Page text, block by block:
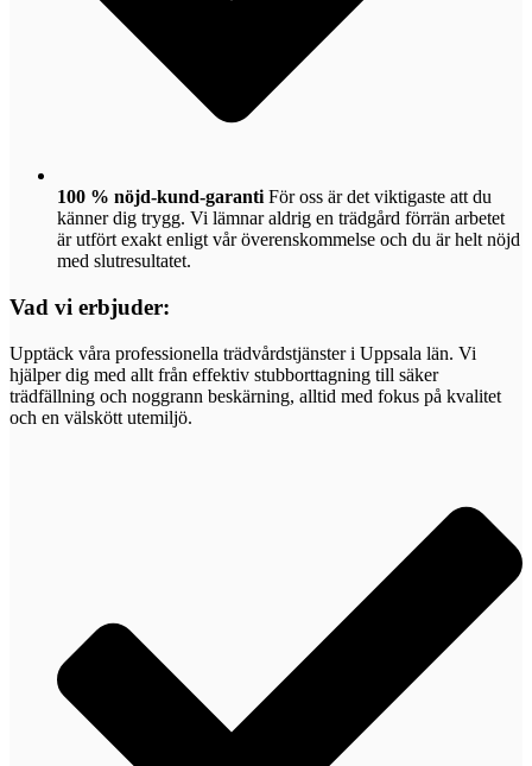
100 % nöjd-kund-garantiFör oss är det viktigaste att du
känner dig trygg. Vi lämnar aldrig en trädgård förrän arbetet
är utfört exakt enligt vår överenskommelse och du är helt nöjd
med slutresultatet.
Vad vi erbjuder:
Upptäck våra professionella trädvårdstjänster i Uppsala län. Vi
hjälper dig med allt från effektiv stubborttagning till säker
trädfällning och noggrann beskärning, alltid med fokus på kvalitet
och en välskött utemiljö.